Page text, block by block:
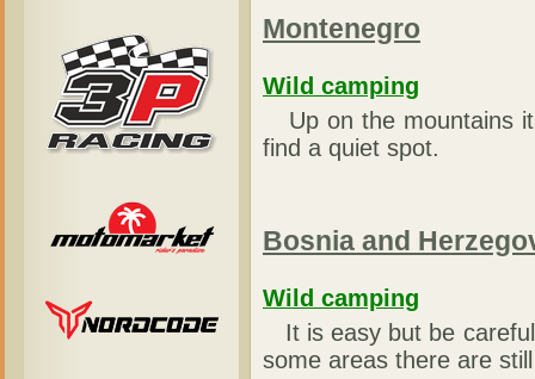
Montenegro
Wild camping
Up on the mountains
find a quiet spot.
Bosnia and
Wild camping
It is easy but be
some areas there are